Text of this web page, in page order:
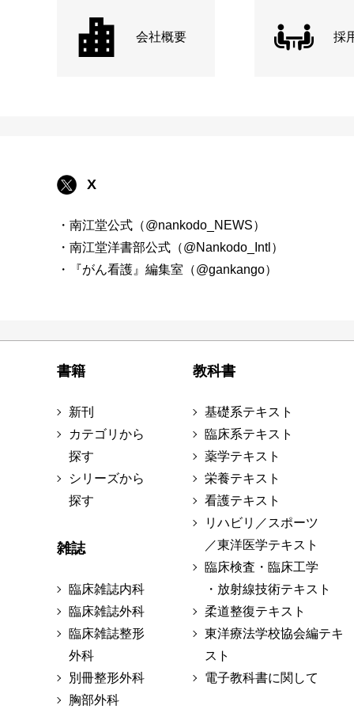
会社概要 採
X
・南江堂公式（@nankodo_NEWS）
・南江堂洋書部公式（@Nankodo_Intl）
・『がん看護』編集室（@gankango）
書籍
新刊
カテゴリから
探す
シリーズから
探す
雑誌
臨床雑誌内科
臨床雑誌外科
臨床雑誌整形
外科
別冊整形外科
胸部外科
教科書
基礎系テキスト
臨床系テキスト
薬学テキスト
栄養テキスト
看護テキスト
リハビリ／スポーツ
／東洋医学テキスト
臨床検査・臨床工学
・放射線技術テキスト
柔道整復テキスト
東洋療法学校協会編テキ
スト
電子教科書に関して